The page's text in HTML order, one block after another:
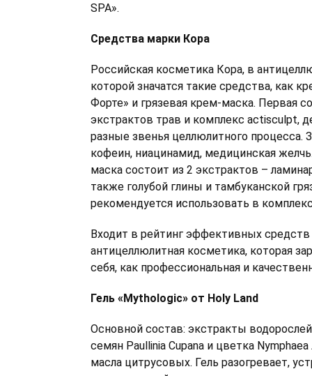
SPA».
Средства марки Кора
Российская косметика Кора, в
которой значатся такие средства, как
Форте» и грязевая крем-маска. Первая
экстрактов трав и комплекс actisculpt,
разные звенья целлюлитного процесса.
кофеин, ниацинамид, медицинская
маска состоит из 2 экстрактов –
также голубой глины и тамбуканской
рекомендуется использовать в
Входит в рейтинг эффективных средств
антицеллюлитная косметика, которая
себя, как профессиональная и
Гель «Mythologic» от Holy Land
Основной состав: экстракты
семян Paullinia Cupana и цветка
масла цитрусовых. Гель разогревает,